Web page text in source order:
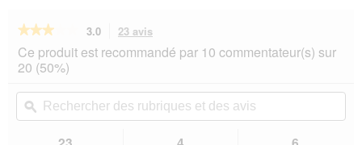
★★★★★
★★★★★
sur
5
les
avis
3.0 23 avis
action
vous
vers
les
avis.
Ce produit est recommandé par 10 commentateur(s) sur
20 (50%)
Rechercher
des
rubriques
ϙ